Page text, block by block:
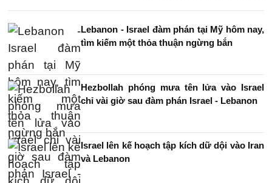
Lebanon - Israel đàm phán tại Mỹ hôm nay,
tìm kiếm một thỏa thuận ngừng bắn
Hezbollah phóng mưa tên lửa vào Israel
chỉ vài giờ sau đàm phán Israel - Lebanon
Israel lên kế hoạch tập kích dữ dội vào Iran
và Lebanon